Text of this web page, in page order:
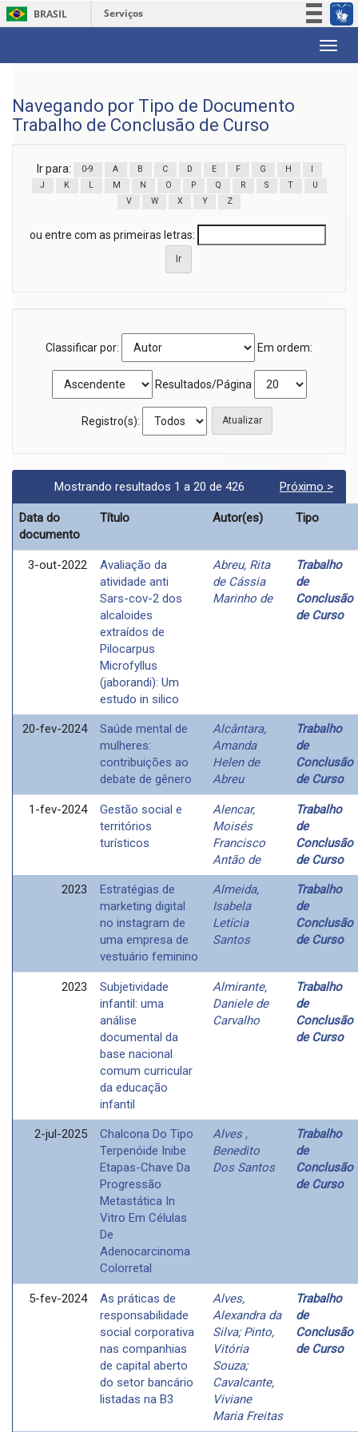
BRASIL
Serviços
Acesso à informação
Canais
Navegando por Tipo de Documento
Trabalho de Conclusão de Curso
Ir para: 0-9 A B C D E F G H
J
K L M N O P Q R S T
U
V
W X Y Z
ou entre com as primeiras letras:
Classificar por: Em ordem:
Resultados/Página
Registro(s):
Mostrando resultados 1 a 20 de 426 Próximo >
Data do
documento
Título Autor(es) Tipo
3-out-2022
Avaliação da
atividade anti
Sars-cov-2 dos
alcaloides
extraídos de
Pilocarpus
Microfyllus
(jaborandi): Um
estudo in silico
Abreu, Rita
de Cássia
Marinho de
Trabalho
de
Conclusão
de Curso
20-fev-2024
Saúde mental de
mulheres:
contribuições ao
debate de gênero
Alcântara,
Amanda
Helen de
Abreu
Trabalho
de
Conclusão
de Curso
1-fev-2024
Gestão social e
territórios
turísticos
Alencar,
Moisés
Francisco
Antão de
Trabalho
de
Conclusão
de Curso
2023
Estratégias de
marketing digital
no instagram de
uma empresa de
vestuário feminino
Almeida,
Isabela
Letícia
Santos
Trabalho
de
Conclusão
de Curso
2023
Subjetividade
infantil: uma
análise
documental da
base nacional
comum curricular
da educação
infantil
Almirante,
Daniele de
Carvalho
Trabalho
de
Conclusão
de Curso
2-jul-2025
Chalcona Do Tipo
Terpenóide Inibe
Etapas-Chave Da
Progressão
Metastática In
Vitro Em Células
De
Adenocarcinoma
Colorretal
Alves ,
Benedito
Dos Santos
Trabalho
de
Conclusão
de Curso
5-fev-2024
As práticas de
responsabilidade
social corporativa
nas companhias
de capital aberto
do setor bancário
listadas na B3
Alves,
Alexandra da
Silva; Pinto,
Vitória
Souza;
Cavalcante,
Viviane
Maria Freitas
Trabalho
de
Conclusão
de Curso